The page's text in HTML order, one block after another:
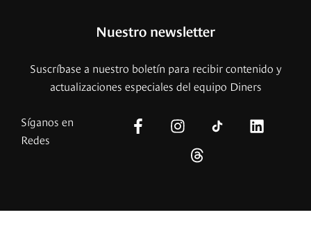
Nuestro newsletter
Suscríbase a nuestro boletín para recibir contenido y
actualizaciones especiales del equipo Diners
Síganos en
Redes